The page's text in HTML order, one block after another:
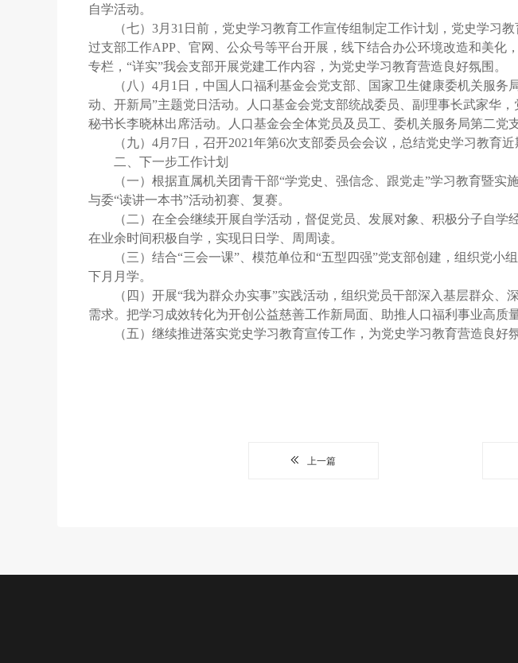
自学活动。
（七）3月31日前，党史学习教育工作宣传组制定工作计划，党史学习
过支部工作APP、官网、公众号等平台开展，线下结合办公环境改造和美化
专栏，“详实”我会支部开展党建工作内容，为党史学习教育营造良好氛围。
（八）4月1日，中国人口福利基金会党支部、国家卫生健康委机关服
动、开新局”主题党日活动。人口基金会党支部统战委员、副理事长武家华
秘书长李晓林出席活动。人口基金会全体党员及员工、委机关服务局第二党
（九）4月7日，召开2021年第6次支部委员会会议，总结党史学习教育
二、下一步工作计划
（一）根据直属机关团青干部“学党史、强信念、跟党走”学习教育暨
与委“读讲一本书”活动初赛、复赛。
（二）在全会继续开展自学活动，督促党员、发展对象、积极分子自学
在业余时间积极自学，实现日日学、周周读。
（三）结合“三会一课”、模范单位和“五型四强”党支部创建，组织党小
下月月学。
（四）开展“我为群众办实事”实践活动，组织党员干部深入基层群众
需求。把学习成效转化为开创公益慈善工作新局面、助推人口福利事业高质
（五）继续推进落实党史学习教育宣传工作，为党史学习教育营造良好氛
上一篇